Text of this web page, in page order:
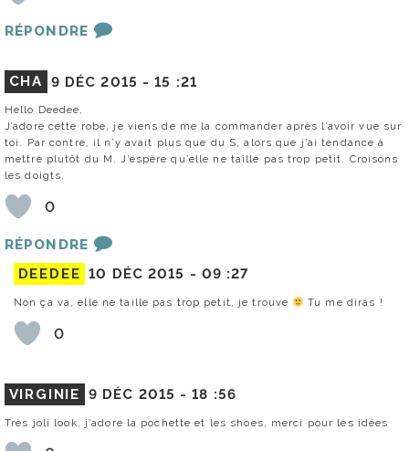
RÉPONDRE
CHA 9 DÉC 2015 -15 :21
Hello Deedee,
J’adore cette robe, je viens de me la commander après l’avoir vue sur
toi. Par contre, il n’y avait plus que du S, alors que j’ai tendance à
mettre plutôt du M. J’espère qu’elle ne taille pas trop petit. Croisons
les doigts.
0
RÉPONDRE
DEEDEE 10 DÉC 2015 - 09 :27
Non ça va, elle ne taille pas trop petit, je trouve Tu me diras !
0
VIRGINIE 9 DÉC 2015 -18 :56
Très joli look, j’adore la pochette et les shoes, merci pour les idées